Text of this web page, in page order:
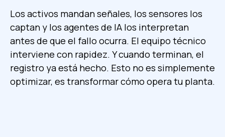
Los activos mandan señales, los sensores los
captan y los agentes de IA los interpretan
antes de que el fallo ocurra. El equipo técnico
interviene con rapidez. Y cuando terminan, el
registro ya está hecho. Esto no es simplemente
optimizar, es transformar cómo opera tu planta.